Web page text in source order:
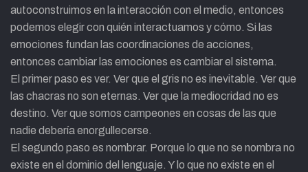
autoconstruimos en la interacción con el medio, entonces
podemos elegir con quién interactuamos y cómo. Si las
emociones fundan las coordinaciones de acciones,
entonces cambiar las emociones es cambiar el sistema.
El primer paso es ver. Ver que el gris no es inevitable. Ver que
las chacras no son eternas. Ver que la mediocridad no es
destino. Ver que somos campeones en cosas de las que
nadie debería enorgullecerse.
El segundo paso es nombrar. Porque lo que no se nombra no
existe en el dominio del lenguaje. Y lo que no existe en el